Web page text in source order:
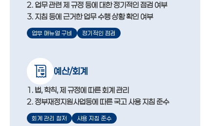
2. 업무 관련 제 규정 등에 대한 정기적인 점검 여부
3. 지침 등에 근거한 업무 수행 상황 확인 여부
업무 매뉴얼 구비 정기적인 점검
예산/회계
1. 법, 학칙, 제 규정에 따른 회계 관리
2. 정부재정지원사업등에 따른 국고 사용 지침 준수
회계 관리 철저 사용 지침 준수